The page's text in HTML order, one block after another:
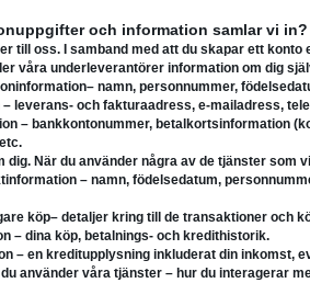
och information samlar vi in?
till oss. I samband med att du skapar ett
våra underleverantörer information om dig
namn, personnummer,
leverans- och fakturaadress, e-mailadress,
– bankkontonummer, betalkortsinformation
dig. När du använder några av de tjänster som
– namn, födelsedatum,
köp– detaljer kring till de transaktioner och
– dina köp, betalnings- och kredithistorik.
– en kreditupplysning inkluderat din inkomst,
använder våra tjänster – hur du interagerar